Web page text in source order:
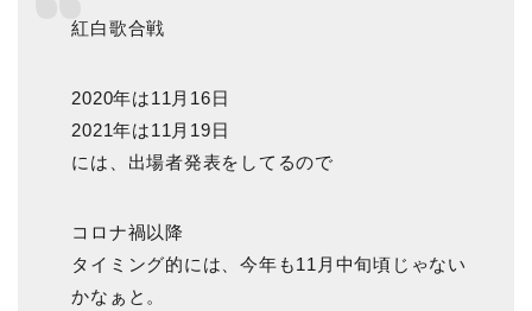
紅白歌合戦
2020年は11月16日
2021年は11月19日
には、出場者発表をしてるので
コロナ禍以降
タイミング的には、今年も11月中旬頃じゃない
かなぁと。